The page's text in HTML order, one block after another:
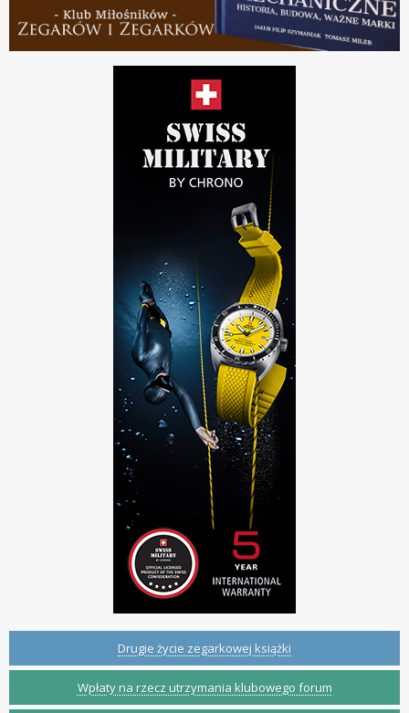
Drugie życie zegarkowej książki
Wpłaty na rzecz utrzymania klubowego forum